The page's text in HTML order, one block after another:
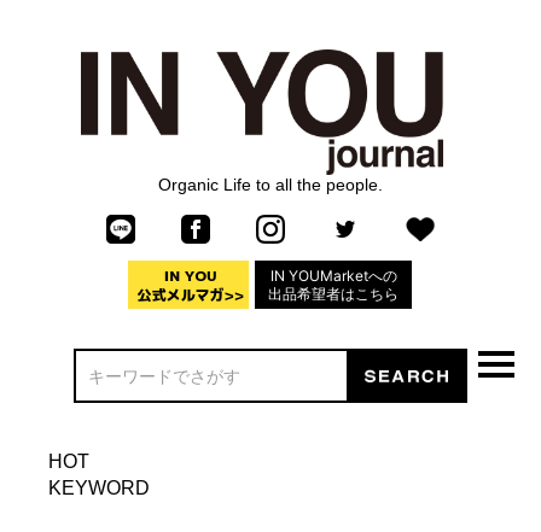
Organic Life to all the people.
IN YOUMarketへの
出品希望者はこちら
HOT
KEYWORD